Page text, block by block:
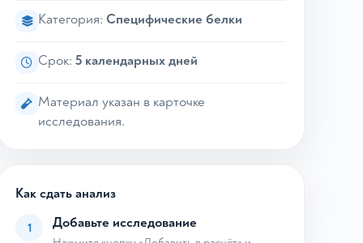
Категория: Специфические белки
Срок: 5 календарных дней
Материал указан в карточке
исследования.
Как сдать анализ
1 Добавьте исследование